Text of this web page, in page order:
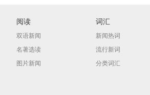
阅读
双语新闻
名著选读
图片新闻
词汇
新闻热词
流行新词
分类词汇